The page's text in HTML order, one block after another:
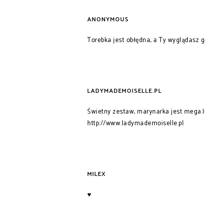
ANONYMOUS
Torebka jest obłędna, a Ty wyglądasz
LADYMADEMOISELLE.PL
Świetny zestaw, marynarka jest mega:)
http://www.ladymademoiselle.pl
MILEX
♥